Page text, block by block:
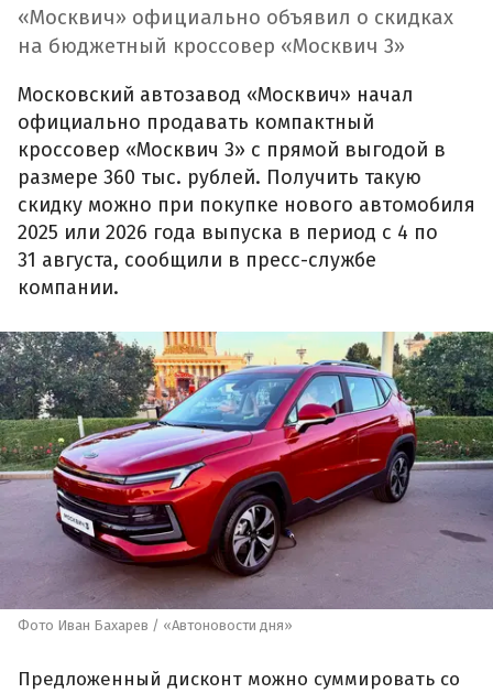
«Москвич» официально объявил о скидках
на бюджетный кроссовер «Москвич 3»
Московский автозавод «Москвич» начал
официально продавать компактный
кроссовер «Москвич 3» с прямой выгодой в
размере 360 тыс. рублей. Получить такую
скидку можно при покупке нового автомобиля
2025 или 2026 года выпуска в период с 4 по
31 августа, сообщили в пресс-службе
компании.
Фото Иван Бахарев / «Автоновости дня»
Предложенный дисконт можно суммировать со